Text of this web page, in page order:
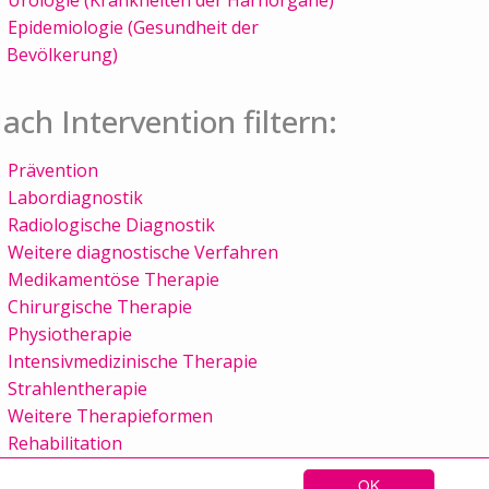
OK
Epidemiologie (Gesundheit der
Bevölkerung)
Intervention filtern:
Prävention
Labordiagnostik
Radiologische Diagnostik
Weitere diagnostische Verfahren
Medikamentöse Therapie
Chirurgische Therapie
Physiotherapie
Intensivmedizinische Therapie
Strahlentherapie
Weitere Therapieformen
Rehabilitation